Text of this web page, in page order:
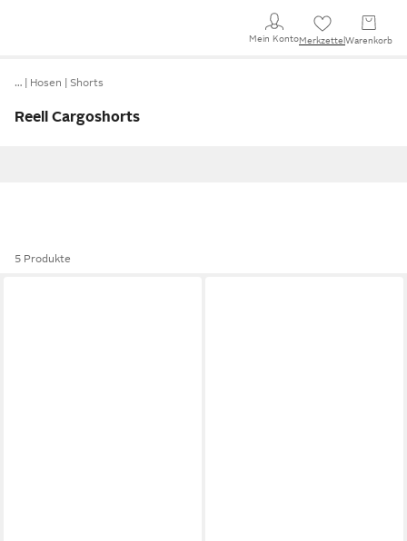
Mein KontoMerkzettel Warenkorb
… Hosen Shorts
Reell Cargoshorts
5 Produkte